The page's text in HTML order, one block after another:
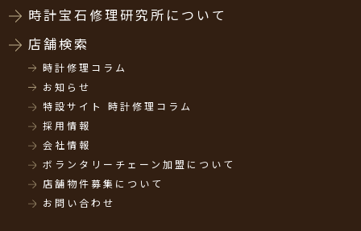
時計宝石修理研究所について
店舗検索
時計修理コラム
お知らせ
特設サイト 時計修理コラム
採用情報
会社情報
ボランタリーチェーン加盟について
店舗物件募集について
お問い合わせ